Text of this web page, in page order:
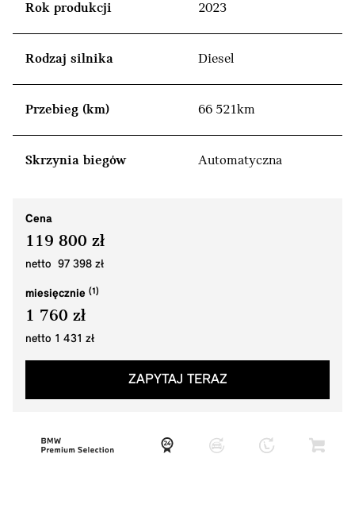
Rok produkcji 2023
Rodzaj silnika Diesel
Przebieg (km) 66 521km
Skrzynia biegów Automatyczna
Cena
119 800 zł
netto 97 398 zł
miesięcznie
1 760 zł
netto 1 431 zł
ZAPYTAJ TERAZ